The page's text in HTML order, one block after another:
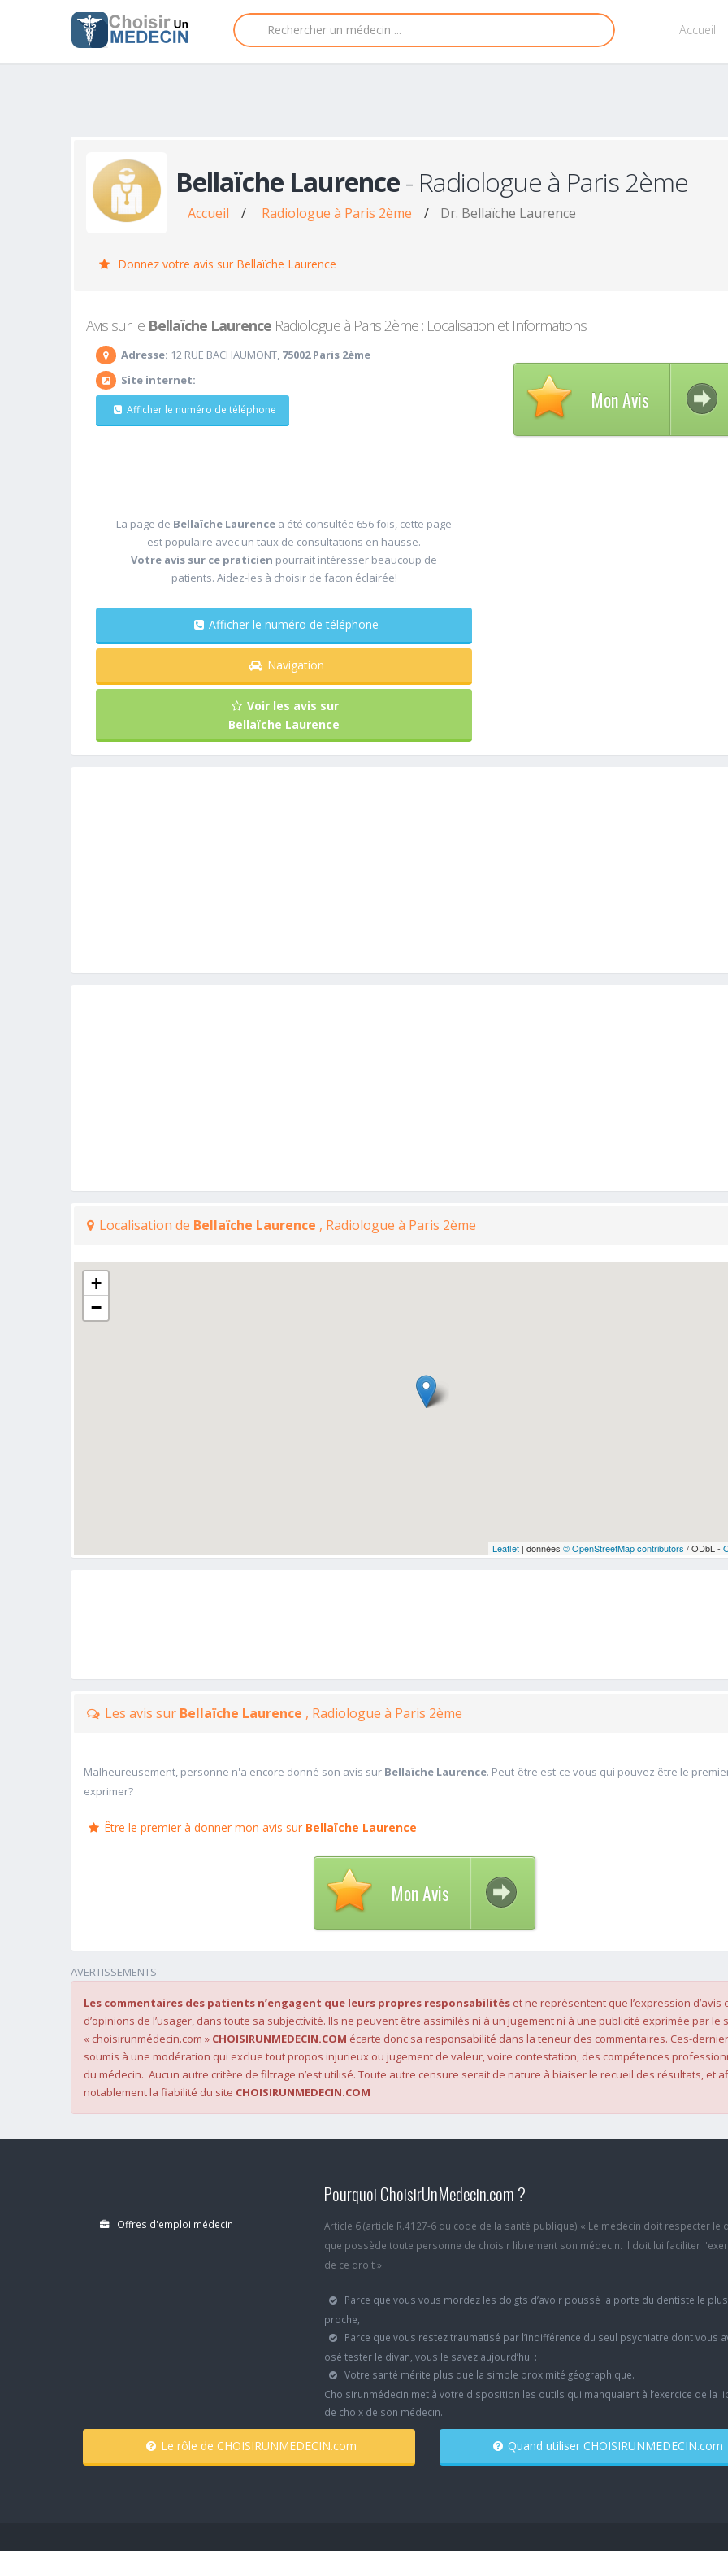
Accueil
Bellaïche Laurence- Radiologue à Paris 2ème
Accueil / Radiologue à Paris 2ème / Dr. Bellaïche Laurence
Donnez votre avis sur Bellaïche Laurence
Avis sur le Bellaïche Laurence Radiologue à Paris 2ème : Localisation et Informations
Adresse: 12 RUE BACHAUMONT, 75002 Paris 2ème
Site internet:
Afficher le numéro de téléphone
La page de Bellaïche Laurence a été consultée 656 fois, cette page
est populaire avec un taux de consultations en hausse.
Votre avis sur ce praticien pourrait intéresser beaucoup de
patients. Aidez-les à choisir de facon éclairée!
Afficher le numéro de téléphone
Navigation
Voir les avis sur
Bellaïche Laurence
Mon Avis
Localisation de Bellaïche Laurence , Radiologue à Paris 2ème
+
−
Leaflet| données © OpenStreetMap contributors / ODbL -
Les avis sur Bellaïche Laurence , Radiologue à Paris 2ème
Malheureusement, personne n'a encore donné son avis sur Bellaïche Laurence. Peut-être est-ce vous qui pouvez être le
exprimer?
Être le premier à donner mon avis sur Bellaïche Laurence
Mon Avis
AVERTISSEMENTS
Les commentaires des patients n’engagent que leurs propres responsabilités et ne représentent que l’expression d’avis
d’opinions de l’usager, dans toute sa subjectivité. Ils ne peuvent être assimilés ni à un jugement ni à une publicité exprimée par le
« choisirunmédecin.com » CHOISIRUNMEDECIN.COM écarte donc sa responsabilité dans la teneur des commentaires. Ces-
soumis à une modération qui exclue tout propos injurieux ou jugement de valeur, voire contestation, des compétences
du médecin. Aucun autre critère de filtrage n’est utilisé. Toute autre censure serait de nature à biaiser le recueil des résultats, et
notablement la fiabilité du site CHOISIRUNMEDECIN.COM
Offres d'emploi médecin
Pourquoi ChoisirUnMedecin.com ?
Article 6 (article R.4127-6 du code de la santé publique) « Le médecin doit respecter le
que possède toute personne de choisir librement son médecin. Il doit lui faciliter
de ce droit ».
Parce que vous vous mordez les doigts d’avoir poussé la porte du dentiste le plus
proche,
Parce que vous restez traumatisé par l’indifférence du seul psychiatre dont vous
osé tester le divan, vous le savez aujourd’hui :
Votre santé mérite plus que la simple proximité géographique.
Choisirunmédecin met à votre disposition les outils qui manquaient à l’exercice de la
de choix de son médecin.
Le rôle de CHOISIRUNMEDECIN.com Quand utiliser CHOISIRUNMEDECIN.com